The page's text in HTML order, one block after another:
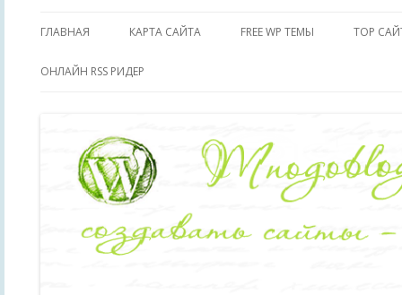
ГЛАВНАЯ КАРТА САЙТА FREE WP ТЕМЫ TOP
ОНЛАЙН RSS РИДЕР